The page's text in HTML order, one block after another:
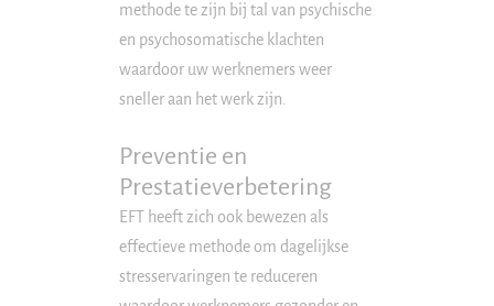
methode te zijn bij tal van psychische
en psychosomatische klachten
waardoor uw werknemers weer
sneller aan het werk zijn.
Preventie en
Prestatieverbetering
EFT heeft zich ook bewezen als
effectieve methode om dagelijkse
stresservaringen te reduceren